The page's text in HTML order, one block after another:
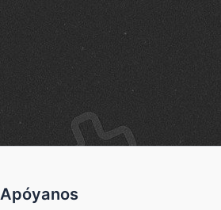
Apóyanos